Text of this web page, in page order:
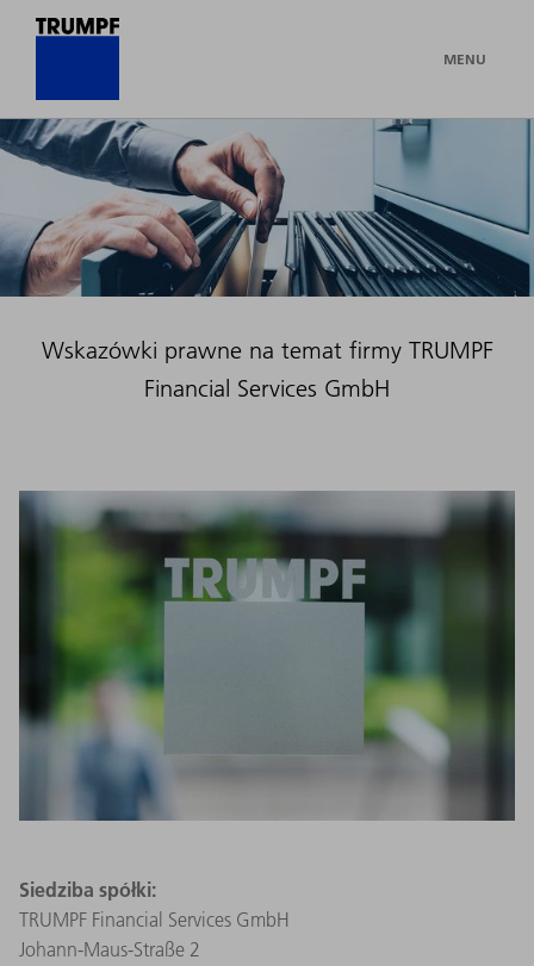
MENU
Wskazówki prawne na temat firmy TRUMPF
Financial Services GmbH
Siedziba spółki:
TRUMPF Financial Services GmbH
Johann-Maus-Straße 2